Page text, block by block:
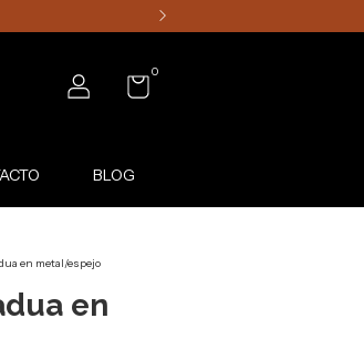
0
BLOG
en metal/espejo
en